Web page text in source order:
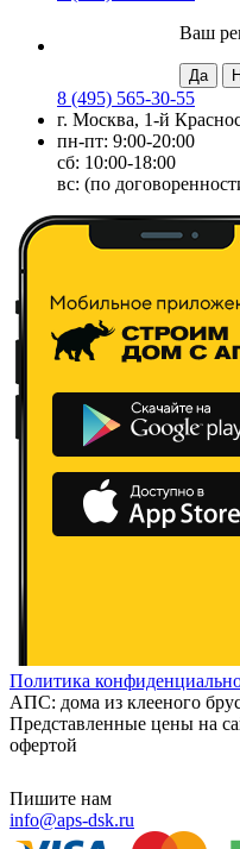
Ваш
8 (495) 565-30-55
г. Москва, 1-й
пн-пт: 9:00-20:00
сб: 10:00-18:00
вс: (по
Политика
АПС: дома из клееного
Представленные цены на
офертой
Пишите нам
info@aps-dsk.ru